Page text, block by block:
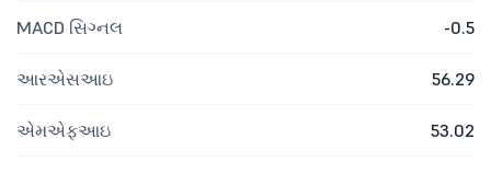
MACD સિગ્નલ -0.5
આરએસઆઇ 56.29
એમએફઆઇ 53.02